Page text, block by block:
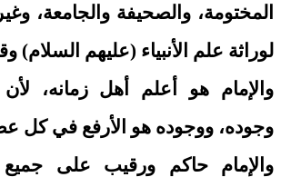
المختومة، والصحيفة والجامعة،
لوراثة علم الأنبياء (عليهم السلام)
والإمام هو أعلم أهل زمانه،
وجوده، ووجوده هو الأرفع في كل
والإمام حاكم ورقيب على جميع